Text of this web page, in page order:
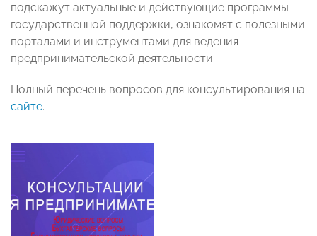
подскажут актуальные и действующие программы
государственной поддержки, ознакомят с полезными
порталами и инструментами для ведения
предпринимательской деятельности.
Полный перечень вопросов для консультирования на
сайте.